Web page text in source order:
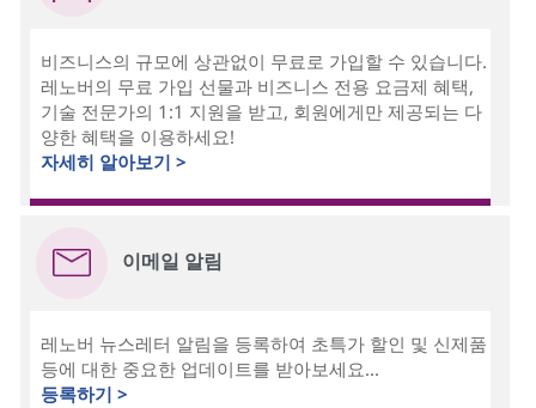
비즈니스의 규모에 상관없이 무료로 가입할 수 있습니다.
레노버의 무료 가입 선물과 비즈니스 전용 요금제 혜택,
기술 전문가의 1:1 지원을 받고, 회원에게만 제공되는 다
양한 혜택을 이용하세요!
자세히 알아보기 >
이메일 알림
레노버 뉴스레터 알림을 등록하여 초특가 할인 및 신제품
등에 대한 중요한 업데이트를 받아보세요...
등록하기 >